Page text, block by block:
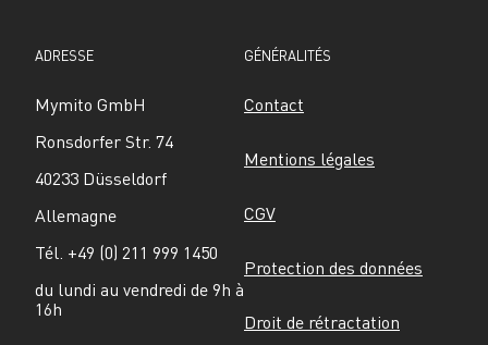
ADRESSE
Mymito GmbH
Ronsdorfer Str. 74
40233 Düsseldorf
Allemagne
Tél. +49 (0) 211 999 1450
du lundi au vendredi de 9h à
16h
GÉNÉRALITÉS
Contact
Mentions légales
CGV
Protection des données
Droit de rétractation